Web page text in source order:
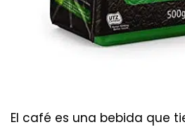
El café es una bebida que